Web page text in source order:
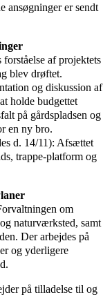
ansøgninger er sendt
af projektets
blev drøftet.
og diskussion af
holde budgettet
på gårdspladsen og
en ny bro.
d. 14/11): Afsættet
trappe-platform og
om
naturværksted, samt
Der arbejdes på
og yderligere
på tilladelse til og